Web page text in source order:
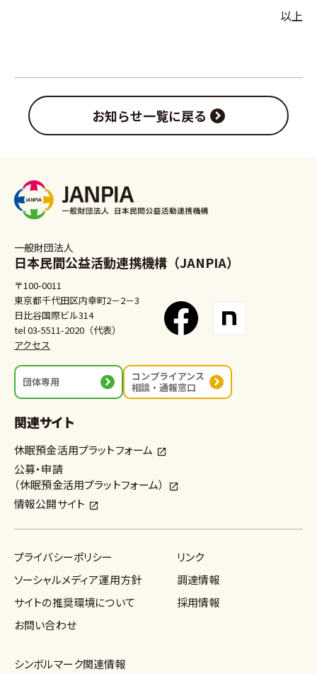
以上
お知らせ一覧に戻る
一般財団法人
日本民間公益活動連携機構（JANPIA）
〒100-0011
東京都千代田区内幸町2－2－3
日比谷国際ビル314
tel 03-5511-2020（代表）
アクセス
団体専用
コンプライアンス
相談・通報窓口
関連サイト
休眠預金活用プラットフォーム
公募・申請
（休眠預金活用プラットフォーム）
情報公開サイト
プライバシーポリシー
ソーシャルメディア運用方針
サイトの推奨環境について
お問い合わせ
リンク
調達情報
採用情報
シンボルマーク関連情報